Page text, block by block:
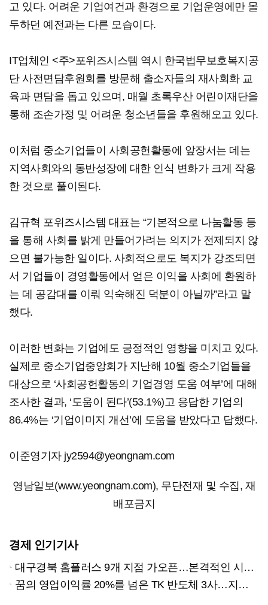
고 있다. 어려운 기업여건과 환경으로 기업운영에만 몰
두하던 예전과는 다른 모습이다.
IT업체인 <주>포위즈시스템 역시 한국법무보호복지공
단 사전면담후원회를 방문해 출소자들의 재사회화 교
육과 면담을 돕고 있으며, 매월 초록우산 어린이재단을
통해 조손가정 및 어려운 청소년들을 후원해오고 있다.
이처럼 중소기업들이 사회공헌활동에 앞장서는 데는
지역사회와의 동반성장에 대한 인식 변화가 크게 작용
한 것으로 풀이된다.
김규혁 포위즈시스템 대표는 “기본적으로 나눔활동 등
을 통해 사회를 밝게 만들어가려는 의지가 전제되지 않
으면 불가능한 일이다. 사회적으로도 복지가 강조되면
서 기업들이 경영활동에서 얻은 이익을 사회에 환원하
는 데 공감대를 이뤄 익숙해진 덕분이 아닐까”라고 말
했다.
이러한 변화는 기업에도 긍정적인 영향을 미치고 있다.
실제로 중소기업중앙회가 지난해 10월 중소기업들을
대상으로 ‘사회공헌활동의 기업경영 도움 여부’에 대해
조사한 결과, ‘도움이 된다’(53.1%)고 응답한 기업의
86.4%는 ‘기업이미지 개선’에 도움을 받았다고 답했다.
이준영기자 jy2594@yeongnam.com
영남일보(www.yeongnam.com), 무단전재 및 수집, 재
배포금지
경제 인기기사
대구경북 홈플러스 9개 지점 가오픈…본격적인 시험대 올랐다
꿈의 영업이익률 20%를 넘은 TK 반도체 3사…지역 경제 생태계 바꾸나